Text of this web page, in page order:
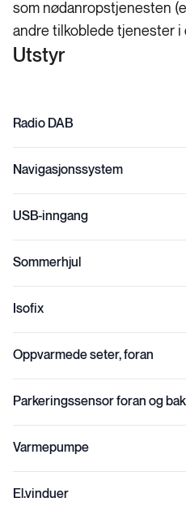
som nødanropstjenesten
andre tilkoblede tjenester i
Utstyr
Radio DAB
Navigasjonssystem
USB-inngang
Sommerhjul
Isofix
Oppvarmede seter, foran
Parkeringssensor foran og bak
Varmepumpe
El.vinduer